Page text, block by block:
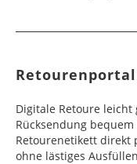
Retourenportal
Digitale Retoure leicht
Rücksendung
Retourenetikett direkt
ohne lästiges